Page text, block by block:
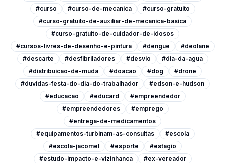
#curso
#curso-de-mecanica
#curso-gratuito
#curso-gratuito-de-auxiliar-de-mecanica-basica
#curso-gratuito-de-cuidador-de-idosos
#cursos-livres-de-desenho-e-pintura
#dengue
#deolane
#descarte
#desfibriladores #desvio
#dia-da-agua
#distribuicao-de-muda
#doacao #dog
#drone
#duvidas-festa-do-dia-do-trabalhador
#edson-e-hudson
#educacao
#educard
#empreendedor
#empreendedores
#emprego
#entrega-de-medicamentos
#equipamentos-turbinam-as-consultas
#escola
#escola-jacomel
#esporte
#estagio
#estudo-impacto-e-vizinhanca
#ex-vereador